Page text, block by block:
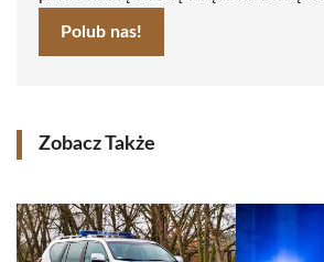
Polub nas!
Zobacz Także